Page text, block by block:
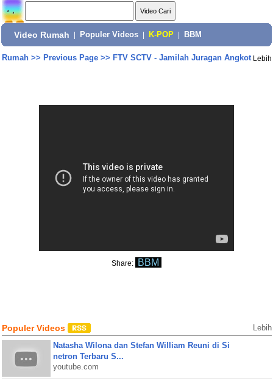
Video Rumah Populer Videos K-POP BBM
Rumah>> Previous Page>> FTV SCTV - Jamilah Juragan Angkot Lebih
Share: BBM
Populer Videos Lebih
Natasha Wilona dan Stefan William Reuni di Si
netron Terbaru S...
youtube.com